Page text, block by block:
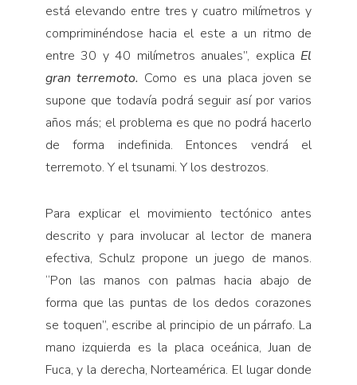
está elevando entre tres y cuatro milímetros y
compriminéndose hacia el este a un ritmo de
entre 30 y 40 milímetros anuales”, explica El
gran terremoto. Como es una placa joven se
supone que todavía podrá seguir así por varios
años más; el problema es que no podrá hacerlo
de forma indefinida. Entonces vendrá el
terremoto. Y el tsunami. Y los destrozos.
Para explicar el movimiento tectónico antes
descrito y para involucar al lector de manera
efectiva, Schulz propone un juego de manos.
“Pon las manos con palmas hacia abajo de
forma que las puntas de los dedos corazones
se toquen”, escribe al principio de un párrafo. La
mano izquierda es la placa oceánica, Juan de
Fuca, y la derecha, Norteamérica. El lugar donde